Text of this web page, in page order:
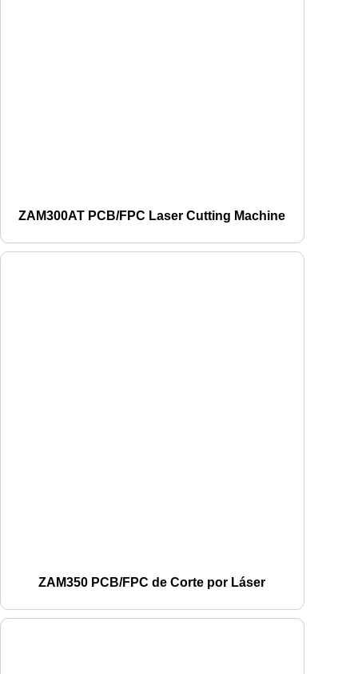
ZAM300AT PCB/FPC Laser Cutting Machine
ZAM350 PCB/FPC de Corte por Láser